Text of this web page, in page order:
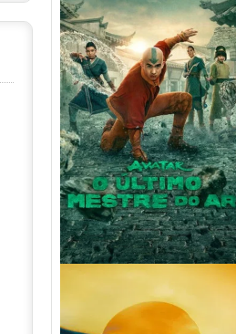
Avatar: O Último Mestre do
Ar 2ª Temporada Torrent
(2026) WEB-DL 1080p Dual
Áudio